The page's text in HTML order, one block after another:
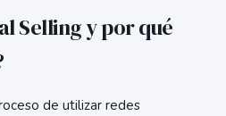
Selling y por qué
de utilizar redes